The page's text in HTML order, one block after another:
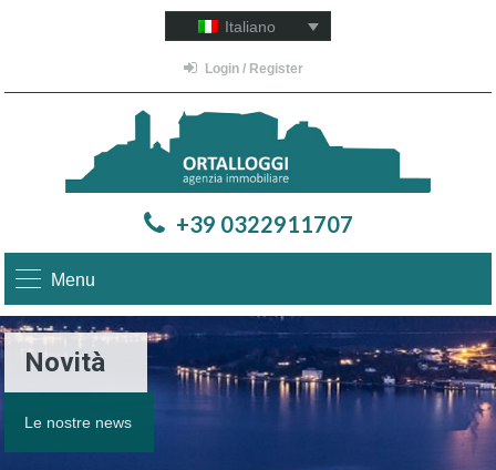
Italiano
Login / Register
+39 0322911707
Menu
Novità
Le nostre news